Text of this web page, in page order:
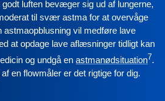
luften bevæger sig ud af lungerne,
til svær astma for at overvåge
vil medføre lave
at opdage lave aflæsninger tidligt kan
og undgå enastmanødsituation7.
en flowmåler er det rigtige for dig.